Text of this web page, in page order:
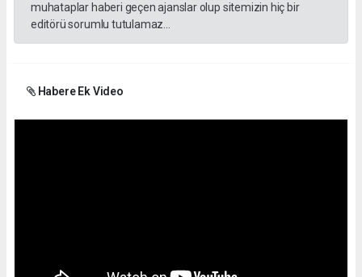
muhataplar haberi geçen ajanslar olup sitemizin hiç bir
editörü sorumlu tutulamaz...
Habere Ek Video